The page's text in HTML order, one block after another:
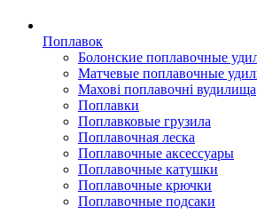
Поплавок
Болонские поплавочные
Матчевые поплавочные
Махові поплавочні вудилища
Поплавки
Поплавковые грузила
Поплавочная леска
Поплавочные аксессуары
Поплавочные катушки
Поплавочные крючки
Поплавочные подсаки